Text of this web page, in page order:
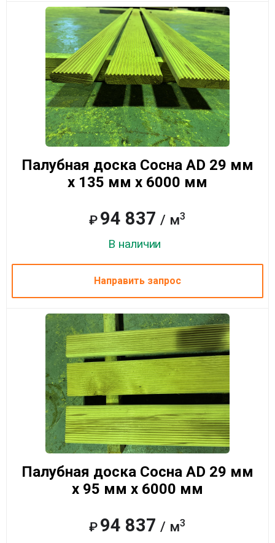
Палубная доска Сосна AD 29 мм
x 135 мм x 6000 мм
₽ 94 837 / м3
В наличии
Направить запрос
Палубная доска Сосна AD 29 мм
x 95 мм x 6000 мм
₽ 94 837 / м3